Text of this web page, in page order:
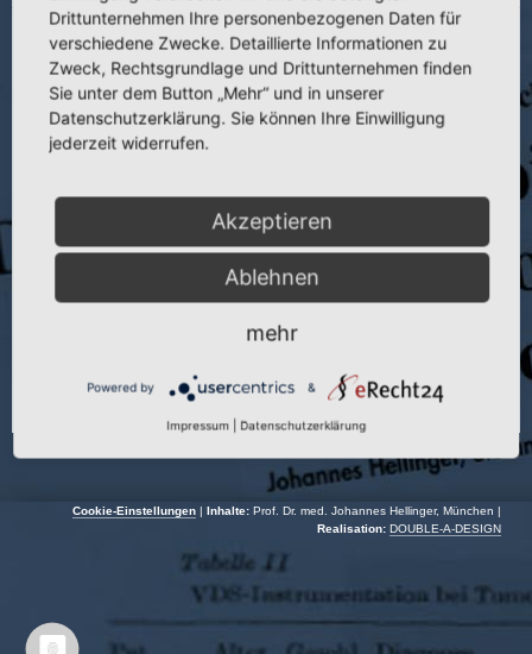
Titel:Die Anwendung von PAMBA in der Urologie
Publikation:Folia Haemat. 88 (1967)
Jahr:1967
Cookie-Einstellungen | Inhalte: Prof. Dr. med. Johannes Hellinger, München |
Realisation: DOUBLE-A-DESIGN
Drittunternehmen Ihre personenbezogenen Daten für
verschiedene Zwecke. Detaillierte Informationen zu
Zweck, Rechtsgrundlage und Drittunternehmen finden
Sie unter dem Button „Mehr“ und in unserer
Datenschutzerklärung. Sie können Ihre Einwilligung
jederzeit widerrufen.
Akzeptieren
Ablehnen
mehr
Powered by &
Impressum Datenschutzerklärung